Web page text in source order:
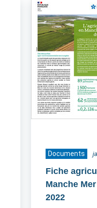
Documents
Fiche
Manche
2022